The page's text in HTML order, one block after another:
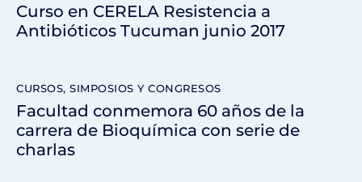
Curso en CERELA Resistencia a
Antibióticos Tucuman junio 2017
CURSOS, SIMPOSIOS Y CONGRESOS
Facultad conmemora 60 años de la
carrera de Bioquímica con serie de
charlas